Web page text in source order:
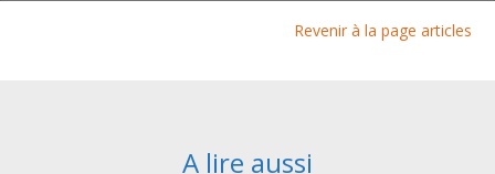
Revenir à la page articles
A lire aussi